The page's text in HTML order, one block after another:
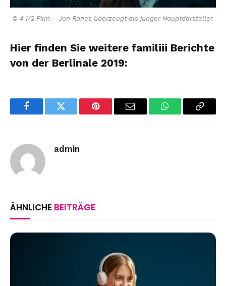
© 4 1/2 Film – Jon Ranes überzeugt als junger Hauptdarsteller.
Hier finden Sie weitere familiii Berichte
von der Berlinale 2019:
FacebookTwitter Pinterest Email WhatsAppCopy
admin
ÄHNLICHE BEITRÄGE